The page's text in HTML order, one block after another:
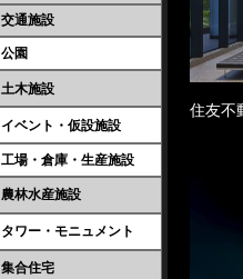
交通施設
公園
土木施設
イベント・仮設施設
工場・倉庫・生産施設
農林水産施設
タワー・モニュメント
集合住宅
住友不